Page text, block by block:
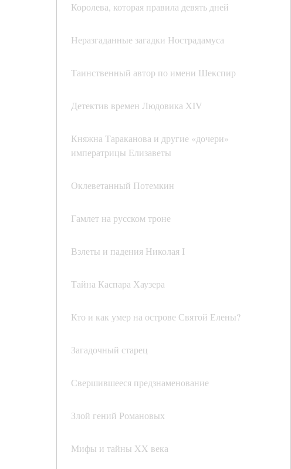
Королева, которая правила девять дней
Неразгаданные загадки Нострадамуса
Таинственный автор по имени Шекспир
Детектив времен Людовика XIV
Княжна Тараканова и другие «дочери»
императрицы Елизаветы
Оклеветанный Потемкин
Гамлет на русском троне
Взлеты и падения Николая I
Тайна Каспара Хаузера
Кто и как умер на острове Святой Елены?
Загадочный старец
Свершившееся предзнаменование
Злой гений Романовых
Мифы и тайны XX века